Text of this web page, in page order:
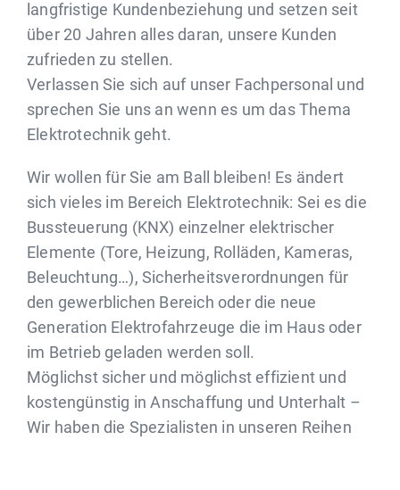
langfristige Kundenbeziehung und setzen seit
über 20 Jahren alles daran, unsere Kunden
zufrieden zu stellen.
Verlassen Sie sich auf unser Fachpersonal und
sprechen Sie uns an wenn es um das Thema
Elektrotechnik geht.
Wir wollen für Sie am Ball bleiben! Es ändert
sich vieles im Bereich Elektrotechnik: Sei es die
Bussteuerung (KNX) einzelner elektrischer
Elemente (Tore, Heizung, Rolläden, Kameras,
Beleuchtung…), Sicherheitsverordnungen für
den gewerblichen Bereich oder die neue
Generation Elektrofahrzeuge die im Haus oder
im Betrieb geladen werden soll.
Möglichst sicher und möglichst effizient und
kostengünstig in Anschaffung und Unterhalt –
Wir haben die Spezialisten in unseren Reihen